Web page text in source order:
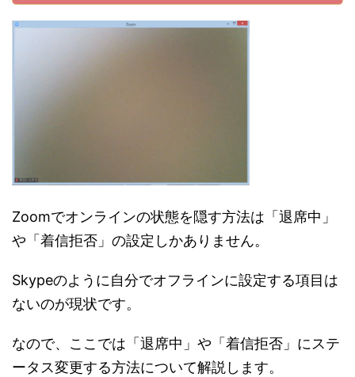
Zoomでオンラインの状態を隠す方法は「退席中」
や「着信拒否」の設定しかありません。
Skypeのように自分でオフラインに設定する項目は
ないのが現状です。
なので、ここでは「退席中」や「着信拒否」にステ
ータス変更する方法について解説します。